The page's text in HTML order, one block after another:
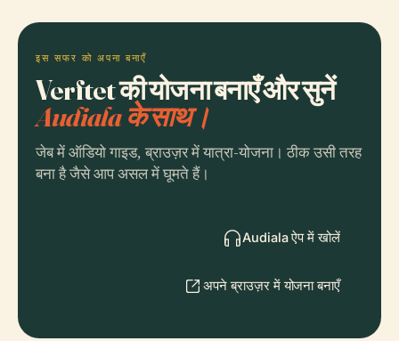
इस सफर को अपना बनाएँ
Verftet की योजना बनाएँ और सुनें
Audiala के साथ।
जेब में ऑडियो गाइड, ब्राउज़र में यात्रा-योजना। ठीक उसी तरह
बना है जैसे आप असल में घूमते हैं।
Audiala ऐप में खोलें
अपने ब्राउज़र में योजना बनाएँ